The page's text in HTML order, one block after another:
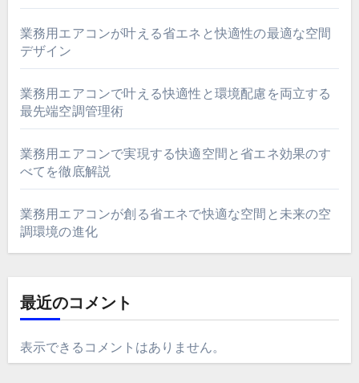
業務用エアコンが叶える省エネと快適性の最適な空間
デザイン
業務用エアコンで叶える快適性と環境配慮を両立する
最先端空調管理術
業務用エアコンで実現する快適空間と省エネ効果のす
べてを徹底解説
業務用エアコンが創る省エネで快適な空間と未来の空
調環境の進化
最近のコメント
表示できるコメントはありません。